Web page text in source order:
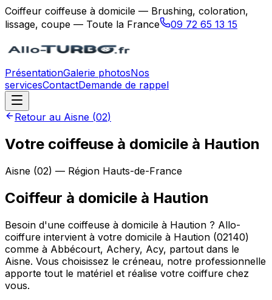
Coiffeur coiffeuse à domicile — Brushing, coloration,
lissage, coupe — Toute la France
09 72 65 13 15
PrésentationGalerie photosNos
servicesContactDemande de rappel
Retour au Aisne (02)
Votre coiffeuse à domicile à Haution
Aisne (02) — Région Hauts-de-France
Coiffeur à domicile à Haution
Besoin d'une coiffeuse à domicile à Haution ? Allo-
coiffure intervient à votre domicile à Haution (02140)
comme à Abbécourt, Achery, Acy, partout dans le
Aisne. Vous choisissez le créneau, notre professionnelle
apporte tout le matériel et réalise votre coiffure chez
vous.